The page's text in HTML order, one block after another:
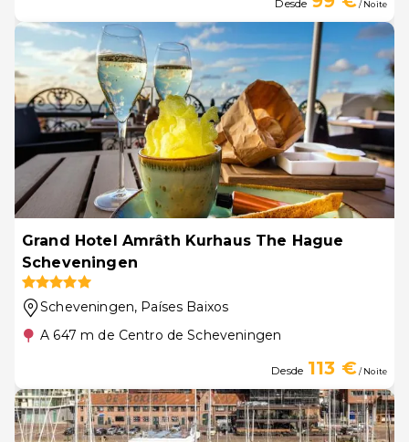
Desde / Noite
Grand Hotel Amrâth Kurhaus The Hague
Scheveningen
Scheveningen, Países Baixos
A 647 m de Centro de Scheveningen
Desde 113 €/ Noite